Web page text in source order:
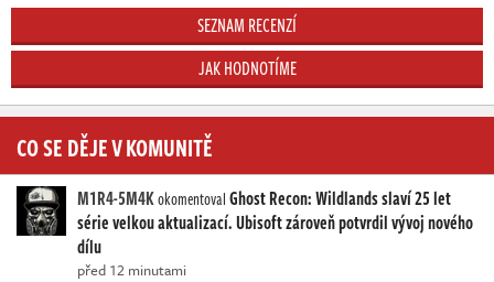
SEZNAM RECENZÍ
JAK HODNOTÍME
CO SE DĚJE V KOMUNITĚ
M1R4-5M4KokomentovalGhost Recon: Wildlands slaví 25 let
série velkou aktualizací. Ubisoft zároveň potvrdil vývoj nového
dílu
před 12 minutami